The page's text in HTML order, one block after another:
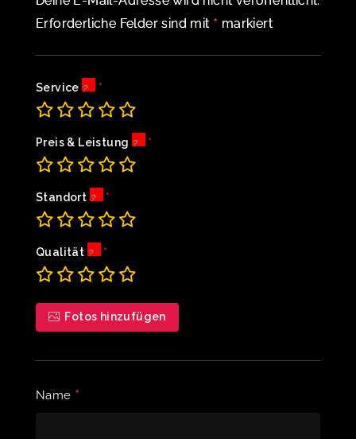
Erforderliche Felder sind mit * markiert
Service
Preis & Leistung
Standort
Qualität
Fotos hinzufügen
Name *